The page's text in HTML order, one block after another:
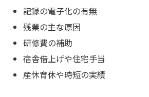
記録の電子化の有無
残業の主な原因
研修費の補助
宿舎借上げや住宅手当
産休育休や時短の実績